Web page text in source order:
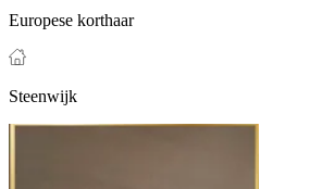
Europese korthaar
Steenwijk